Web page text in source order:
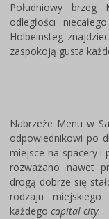
Południowy
odległości
Holbeinsteg
zaspokoją gusta
Nabrzeże Menu w
odpowiednikowi po
miejsce na spacery i
rozważano nawet
drogą dobrze się
rodzaju
każdegocapital city.